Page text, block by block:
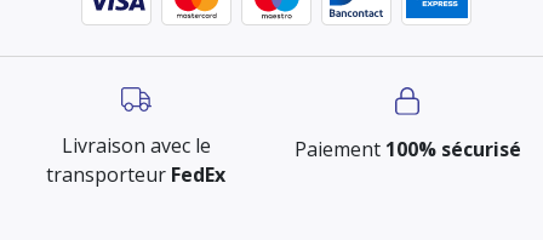
Livraison avec le
transporteur FedEx
Paiement 100% sécurisé